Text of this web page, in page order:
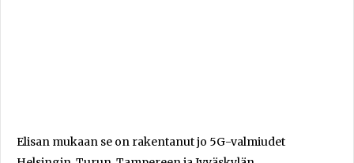
Elisan mukaan se on rakentanut jo 5G-valmiudet